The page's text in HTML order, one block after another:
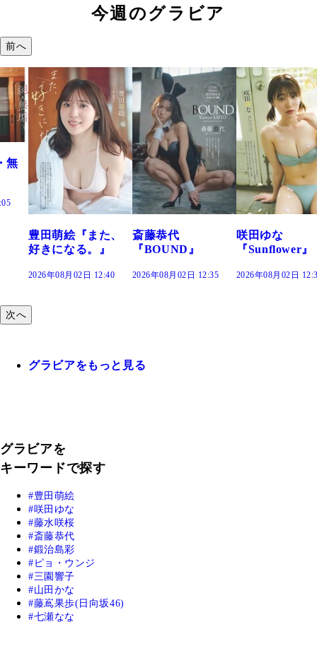
今週のグラビア
前へ
斎藤恭代
『BOUND』
2026年08月02日 12:35
咲田ゆな
『Sunflower』
2026年08月02日 12:30
藤水咲桜『花
だまり』
2026年08月02日
次へ
グラビアをもっと見る
グラビアを
キーワードで探す
豊田萌絵
咲田ゆな
藤水咲桜
斎藤恭代
鍛治島彩
ピョ・ウンジ
三園響子
山田かな
藤嶌果歩(日向坂46)
七瀬なな